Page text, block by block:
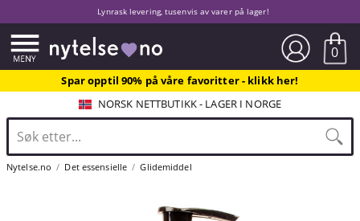
Lynrask levering, tusenvis av varer på lager!
0
Spar opptil 90% på våre favoritter - klikk her!
NORSK NETTBUTIKK - LAGER I NORGE
Nytelse.no Det essensielle Glidemiddel